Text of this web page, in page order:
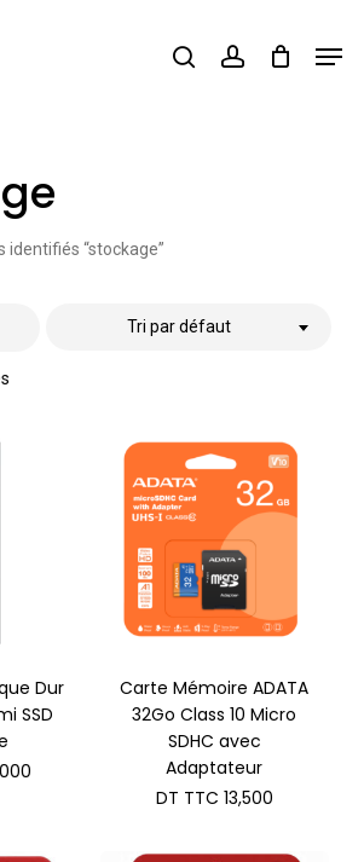
searchaccount
identifiés “stockage”
Tri par défaut
Close
Dur
SSD
Carte Mémoire ADATA
32Go Class 10 Micro
SDHC avec
Adaptateur
DT TTC 13,500